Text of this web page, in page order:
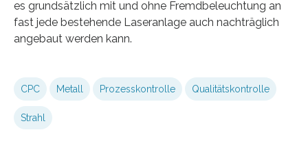
es grundsätzlich mit und ohne Fremdbeleuchtung an
fast jede bestehende Laseranlage auch nachträglich
angebaut werden kann.
CPC Metall Prozesskontrolle Qualitätskontrolle
Strahl